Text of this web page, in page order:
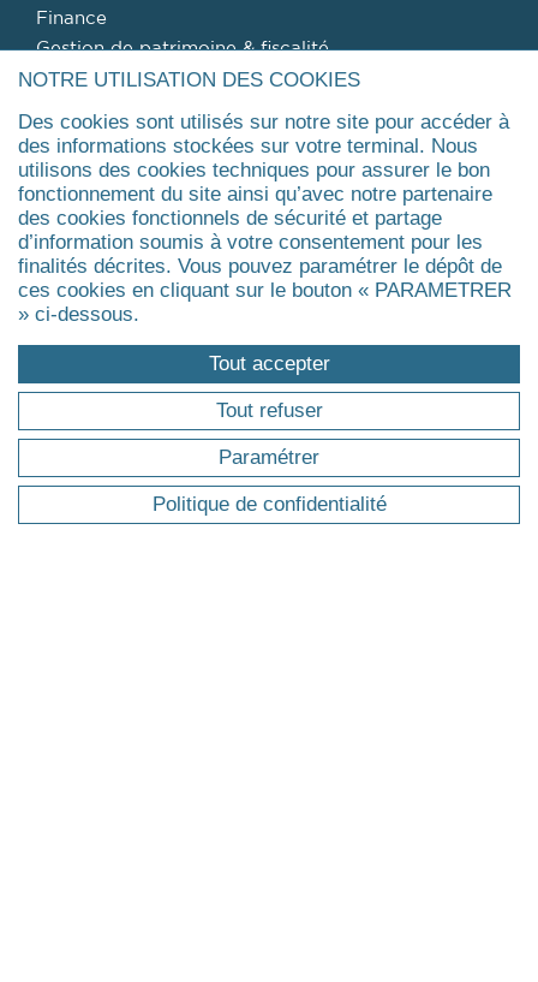
NOTRE UTILISATION DES COOKIES
Des cookies sont utilisés sur notre site pour accéder à
des informations stockées sur votre terminal. Nous
utilisons des cookies techniques pour assurer le bon
fonctionnement du site ainsi qu’avec notre partenaire
des cookies fonctionnels de sécurité et partage
d’information soumis à votre consentement pour les
finalités décrites. Vous pouvez paramétrer le dépôt de
ces cookies en cliquant sur le bouton « PARAMETRER
» ci-dessous.
Tout accepter
Tout refuser
Paramétrer
Politique de confidentialité
Finance
Gestion de patrimoine & fiscalité
Management public
Management de la santé, du médico-social et du
social
Agrandir
FORMATIONS
Pourquoi une formation professionnelle ?
Executive Master & Diplômes d'Université
MBA
Executive Doctorate & Executive PhD
Certificat
Agrandir